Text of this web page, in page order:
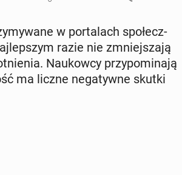
w por­ta­lach spo­łecz­
razie nie zmniej­sza­ją
Na­ukow­cy przy­po­mi­na­ją
ma liczne ne­ga­tyw­ne skutki